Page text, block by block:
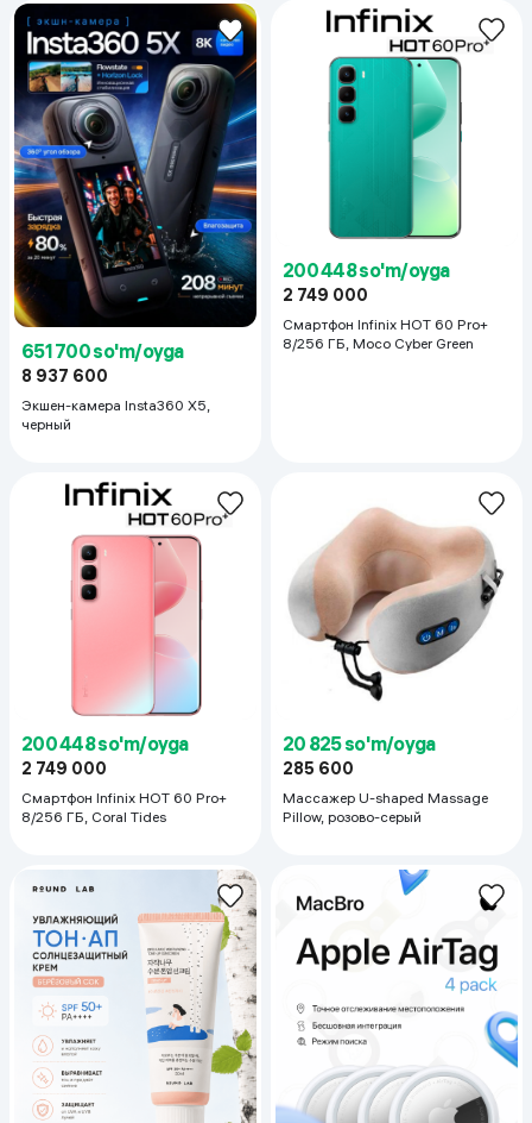
651 700 so'm/oyga
8 937 600
Экшен-камера Insta360 X5,
черный
200 448 so'm/oyga
2 749 000
Смартфон Infinix HOT 60 Pro+
8/256 ГБ, Moco Cyber Green
200 448 so'm/oyga
2 749 000
Смартфон Infinix HOT 60 Pro+
8/256 ГБ, Coral Tides
20 825 so'm/oyga
285 600
Массажер U-shaped Massage
Pillow, розово-серый